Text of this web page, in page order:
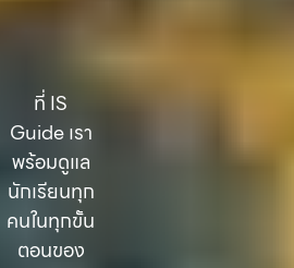
ที่ IS
Guide เรา
พร้อมดูแล
นักเรียนทุก
คนในทุกขั้น
ตอนของ